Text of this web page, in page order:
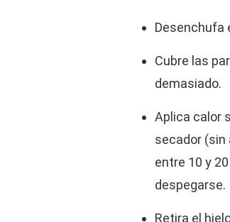
Desenchufa
Cubre las
demasiado.
Aplica calor
secador (sin
entre 10 y
despegarse.
Retira el